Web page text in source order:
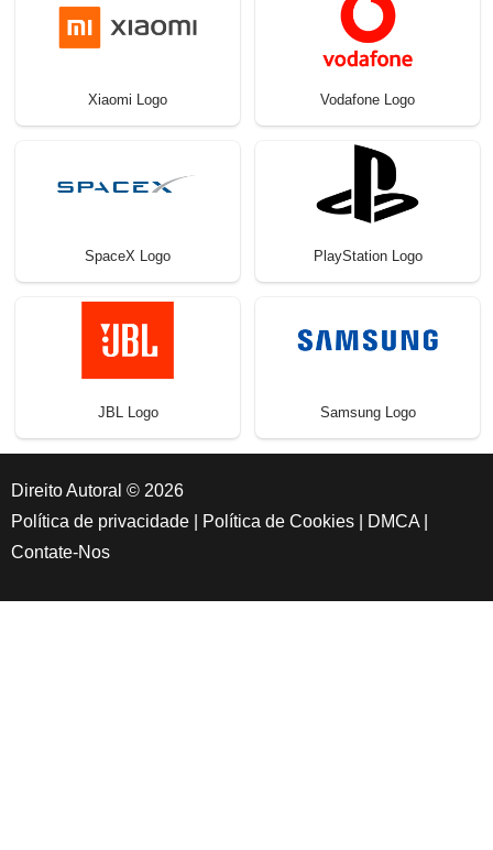
Xiaomi Logo Vodafone Logo
SpaceX Logo PlayStation Logo
JBL Logo Samsung Logo
Direito Autoral © 2026
Política de privacidade
Política de Cookies DMCA
Contate-Nos